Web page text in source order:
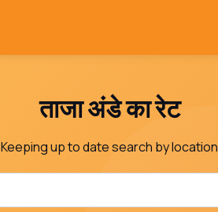
ताजा अंडे का रेट
Keeping up to date search by location